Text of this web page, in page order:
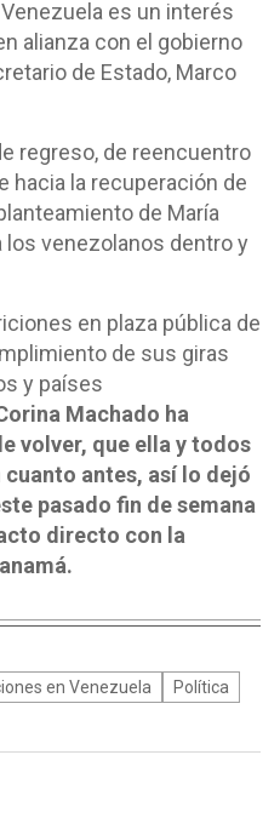
es un interés
alianza con el gobierno
de Estado, Marco
regreso, de reencuentro
hacia la recuperación de
de María
los venezolanos dentro y
en plaza pública de
de sus giras
y países
Machado ha
volver, que ella y todos
cuanto antes, así lo dejó
pasado fin de semana
directo con la
en Venezuela
Política